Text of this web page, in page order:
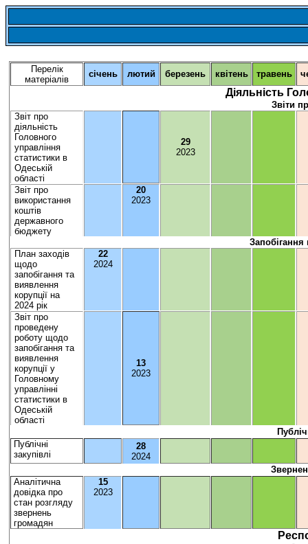
Перелік
матеріалів
січень лютий березень квітень травень
Діяльність
Звіти
Звітпро
діяльність
Головного
управління
статистики в
Одеській
області
29
2023
Звіт про
використання
коштів
державного
бюджету
20
2023
План заходів
щодо
запобіганнята
виявлення
корупціїна
2024 рік
22
2024
Звіт про
проведену
роботу щодо
запобігання та
виявлення
корупції у
Головному
управлінні
статистики в
Одеській
області
13
2023
Публічні
закупівлі
28
2024
Аналітична
довідка про
стан розгляду
звернень
громадян
15
2023